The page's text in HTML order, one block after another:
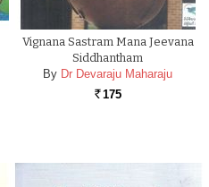
Vignana Sastram Mana Jeevana
Siddhantham
By Dr Devaraju Maharaju
Rs. 175